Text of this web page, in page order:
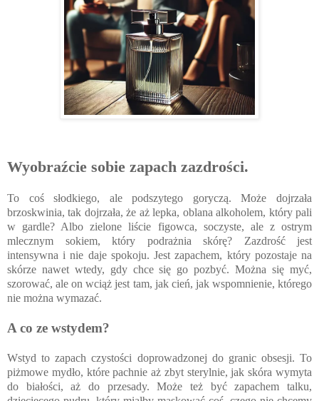
Wyobraźcie sobie zapach zazdrości.
To coś słodkiego, ale podszytego goryczą. Może dojrzała
brzoskwinia, tak dojrzała, że aż lepka, oblana alkoholem, który pali
w gardle? Albo zielone liście figowca, soczyste, ale z ostrym
mlecznym sokiem, który podrażnia skórę? Zazdrość jest
intensywna i nie daje spokoju. Jest zapachem, który pozostaje na
skórze nawet wtedy, gdy chce się go pozbyć. Można się myć,
szorować, ale on wciąż jest tam, jak cień, jak wspomnienie, którego
nie można wymazać.
A co ze wstydem?
Wstyd to zapach czystości doprowadzonej do granic obsesji. To
piżmowe mydło, które pachnie aż zbyt sterylnie, jak skóra wymyta
do białości, aż do przesady. Może też być zapachem talku,